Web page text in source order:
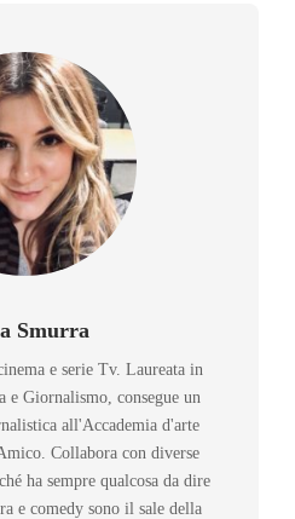
Smurra
e serie Tv. Laureata in
Giornalismo, consegue un
all'Accademia d'arte
Collabora con diverse
ha sempre qualcosa da dire
e comedy sono il sale della